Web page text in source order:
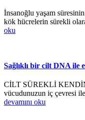
İnsanoğlu yaşam
kök hücrelerin sürekli
oku
Sağlıklı bir cilt DNA ile
CİLT SÜREKLİ
vücudunuzun iç çevresi
devamını oku